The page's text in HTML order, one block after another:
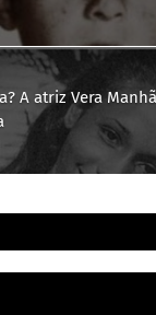
A atriz Vera